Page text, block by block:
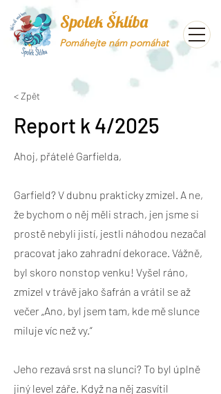
Spolek Šklíba
Pomáhejte nám pomáhat
< Zpět
Report k 4/2025
Ahoj, přátelé Garfielda,
Garfield? V dubnu prakticky zmizel. A ne,
že bychom o něj měli strach, jen jsme si
prostě nebyli jistí, jestli náhodou nezačal
pracovat jako zahradní dekorace. Vážně,
byl skoro nonstop venku! Vyšel ráno,
zmizel v trávě jako šafrán a vrátil se až
večer „Ano, byl jsem tam, kde mě slunce
miluje víc než vy.“
Jeho rezavá srst na slunci? To byl úplně
jiný level záře. Když na něj zasvítil